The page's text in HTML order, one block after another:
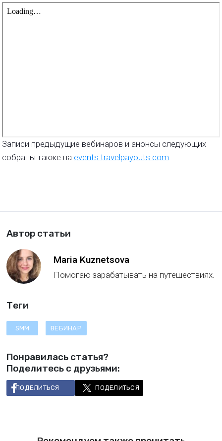
Записи предыдущие вебинаров и анонсы следующих
собраны также на events.travelpayouts.com
Автор статьи
Maria Kuznetsova
Помогаю зарабатывать на путешествиях.
Теги
SMM ВЕБИНАР
Понравилась статья?
Поделитесь с друзьями:
ПОДЕЛИТЬСЯ ПОДЕЛИТЬСЯ